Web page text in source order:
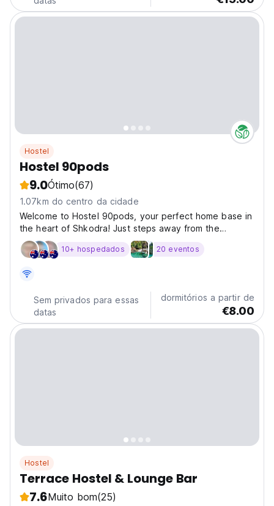
Hostel
Hostel 90pods
9.0Ótimo(67)
1.07km do centro da cidade
Welcome to Hostel 90pods, your perfect home base in
the heart of Shkodra! Just steps away from the
bustling pedestrian street, our prime location ensures
you have easy access to all the city has to offer,
10+ hospedados 20 eventos
Sem privados para essas
datas
dormitórios a partir de
€8.00
Hostel
Terrace Hostel & Lounge Bar
7.6Muito bom(25)